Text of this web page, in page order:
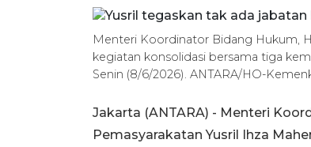
Menteri Koordinator Bidang Hukum,
kegiatan konsolidasi bersama tiga
Senin (8/6/2026). ANTARA/HO-
Jakarta (ANTARA) - Menteri
Pemasyarakatan Yusril Ihza